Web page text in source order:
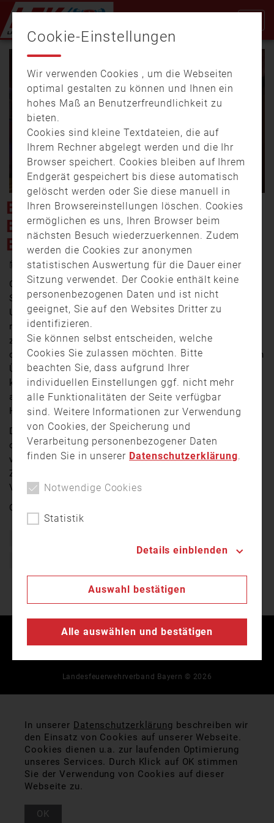
Video
BRAND IN SCHWABACH:
BEWOHNER MIT ZIGARETTE
EINGESCHLAFEN
12. November 2020 19:49
Gestern Abend hat es in einem Mehrfamilienhaus in
Schwabach gebrannt. Die Feuerwehr wurde gegen 21
Uhr in die Hördler-Torstraße gerufen. Die Einsatzkräfte
retteten dort einen Mann aus seiner Wohnung im
zweiten Obergeschoss. Er und vier weitere Bewohner
des Anwesens wurden in ein Krankenhaus gebracht. Ein
Übergreifen der Flammen auf benachbarte Gebäude
konnte verhindert werden. Die Wohnung brannte
allerdings vollständig aus und auch der Dachstuhl des
Hauses wurde beschädigt.
Die Kriminalpolizei geht nach ersten Ermittlungen
davon aus, dass der Bewohner den Brand selbst
verursacht hat. Er ist wohl mit einer brennenden
Zigarette eingeschlafen und muss sich jetzt wegen des
Vorwurfs der fahrlässigen Brandstiftung verantworten.
Quelle:
Landesfeuerwehrverband Bayern © 2026
Cookie-Einstellungen
Wir verwenden Cookies , um die Webseiten
optimal gestalten zu können und Ihnen ein
hohes Maß an Benutzerfreundlichkeit zu
bieten.
Cookies sind kleine Textdateien, die auf
Ihrem Rechner abgelegt werden und die Ihr
Browser speichert. Cookies bleiben auf Ihrem
Endgerät gespeichert bis diese automatisch
gelöscht werden oder Sie diese manuell in
Ihren Browsereinstellungen löschen. Cookies
ermöglichen es uns, Ihren Browser beim
nächsten Besuch wiederzuerkennen. Zudem
werden die Cookies zur anonymen
statistischen Auswertung für die Dauer einer
Sitzung verwendet. Der Cookie enthält keine
personenbezogenen Daten und ist nicht
geeignet, Sie auf den Websites Dritter zu
identifizieren.
Sie können selbst entscheiden, welche
Cookies Sie zulassen möchten. Bitte
beachten Sie, dass aufgrund Ihrer
individuellen Einstellungen ggf. nicht mehr
alle Funktionalitäten der Seite verfügbar
sind. Weitere Informationen zur Verwendung
von Cookies, der Speicherung und
Verarbeitung personenbezogener Daten
finden Sie in unserer Datenschutzerklärung.
Notwendige Cookies
Statistik
Details einblenden
Auswahl bestätigen
Alle auswählen und bestätigen
In unserer Datenschutzerklärung beschreiben wir
den Einsatz von Cookies auf unserer Webseite.
Cookies dienen u.a. zur laufenden Optimierung
unseres Services. Durch Klick auf OK stimmen
Sie der Verwendung von Cookies auf dieser
Webseite zu.
OK